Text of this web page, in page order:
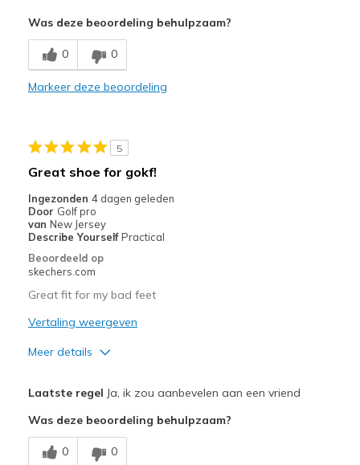
Durable
Width
Feels true to width
Sizing
Feels true to size
Was deze beoordeling behulpzaam?
0 0
Markeer deze beoordeling
5
Great shoe for gokf!
Ingezonden 4 dagen geleden
Door Golf pro
van New Jersey
Describe Yourself Practical
Beoordeeld op
skechers.com
Great fit for my bad feet
Vertaling weergeven
Meer details
Comfortable
Laatste regel Ja, ik zou aanbevelen aan een vriend
Was deze beoordeling behulpzaam?
0 0